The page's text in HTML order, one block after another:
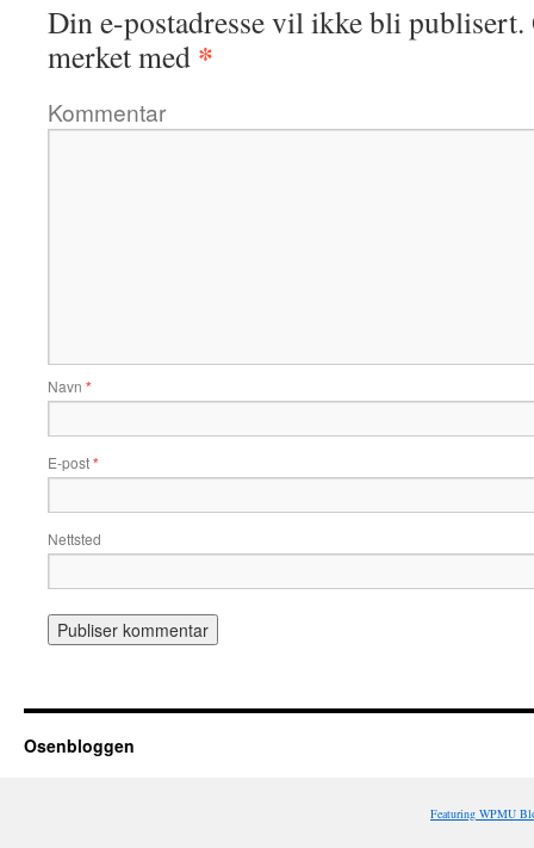
Din e-postadresse vil ikke bli publisert.
merket med *
Kommentar
Navn *
E-post*
Nettsted
Osenbloggen
Featuring WPMU